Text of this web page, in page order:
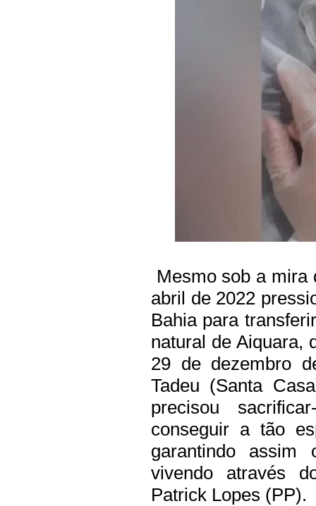
Mesmo sob a mira
abril de 2022
Bahia para
natural de Aiquara,
29 de dezembro
Tadeu (Santa
precisou
conseguir a tão
garantindo assim
vivendo através
Patrick Lopes (PP).